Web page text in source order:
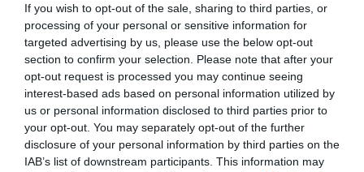
If you wish to opt-out of the sale, sharing to third parties, or
processing of your personal or sensitive information for
targeted advertising by us, please use the below opt-out
section to confirm your selection. Please note that after your
opt-out request is processed you may continue seeing
interest-based ads based on personal information utilized by
us or personal information disclosed to third parties prior to
your opt-out. You may separately opt-out of the further
disclosure of your personal information by third parties on the
IAB’s list of downstream participants. This information may
ερμηνευτική εγκύκλιος. Αντιθέτως, εισάγει το
πρώτον, κατά τρόπο δεσμευτικό για τους
αποδέκτες της, νέες κανονιστικές ρυθμίσεις,
κατά αμφότερα τα πληττόμενα μέρη της (Α1
και Α3), τα οποία συνέχονται αναγκαίως μεταξύ
τους. Ειδικότερα, η προσβαλλόμενη πράξη
μεταθέτει τον χρόνο επέλευσης των
αποτελεσμάτων των ερμηνευόμενων
νομοθετικών διατάξεων (για τις νέες